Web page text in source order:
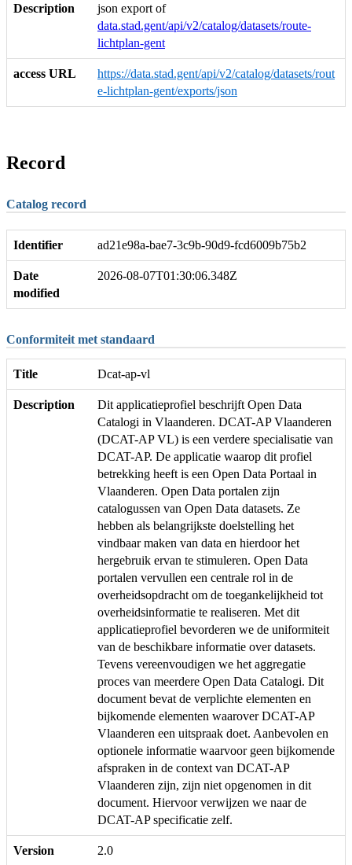
Description
json export of
data.stad.gent/api/v2/catalog/datasets/route-
lichtplan-gent
access URL
https://data.stad.gent/api/v2/catalog/datasets/rout
e-lichtplan-gent/exports/json
Record
Catalog record
Identifier ad21e98a-bae7-3c9b-90d9-fcd6009b75b2
Date
modified
2026-08-07T01:30:06.348Z
Conformiteit met standaard
Title Dcat-ap-vl
Description
Dit applicatieprofiel beschrijft Open Data
Catalogi in Vlaanderen. DCAT-AP Vlaanderen
(DCAT-AP VL) is een verdere specialisatie van
DCAT-AP. De applicatie waarop dit profiel
betrekking heeft is een Open Data Portaal in
Vlaanderen. Open Data portalen zijn
catalogussen van Open Data datasets. Ze
hebben als belangrijkste doelstelling het
vindbaar maken van data en hierdoor het
hergebruik ervan te stimuleren. Open Data
portalen vervullen een centrale rol in de
overheidsopdracht om de toegankelijkheid tot
overheidsinformatie te realiseren. Met dit
applicatieprofiel bevorderen we de uniformiteit
van de beschikbare informatie over datasets.
Tevens vereenvoudigen we het aggregatie
proces van meerdere Open Data Catalogi. Dit
document bevat de verplichte elementen en
bijkomende elementen waarover DCAT-AP
Vlaanderen een uitspraak doet. Aanbevolen en
optionele informatie waarvoor geen bijkomende
afspraken in de context van DCAT-AP
Vlaanderen zijn, zijn niet opgenomen in dit
document. Hiervoor verwijzen we naar de
DCAT-AP specificatie zelf.
Version 2.0